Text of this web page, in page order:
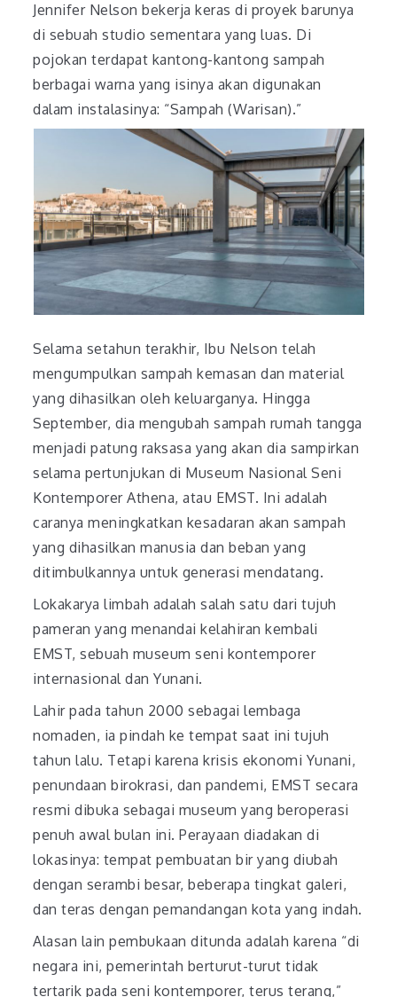
Jennifer Nelson bekerja keras di proyek barunya
di sebuah studio sementara yang luas. Di
pojokan terdapat kantong-kantong sampah
berbagai warna yang isinya akan digunakan
dalam instalasinya: “Sampah (Warisan).”
Selama setahun terakhir, Ibu Nelson telah
mengumpulkan sampah kemasan dan material
yang dihasilkan oleh keluarganya. Hingga
September, dia mengubah sampah rumah tangga
menjadi patung raksasa yang akan dia sampirkan
selama pertunjukan di Museum Nasional Seni
Kontemporer Athena, atau EMST. Ini adalah
caranya meningkatkan kesadaran akan sampah
yang dihasilkan manusia dan beban yang
ditimbulkannya untuk generasi mendatang.
Lokakarya limbah adalah salah satu dari tujuh
pameran yang menandai kelahiran kembali
EMST, sebuah museum seni kontemporer
internasional dan Yunani.
Lahir pada tahun 2000 sebagai lembaga
nomaden, ia pindah ke tempat saat ini tujuh
tahun lalu. Tetapi karena krisis ekonomi Yunani,
penundaan birokrasi, dan pandemi, EMST secara
resmi dibuka sebagai museum yang beroperasi
penuh awal bulan ini. Perayaan diadakan di
lokasinya: tempat pembuatan bir yang diubah
dengan serambi besar, beberapa tingkat galeri,
dan teras dengan pemandangan kota yang indah.
Alasan lain pembukaan ditunda adalah karena “di
negara ini, pemerintah berturut-turut tidak
tertarik pada seni kontemporer, terus terang,”